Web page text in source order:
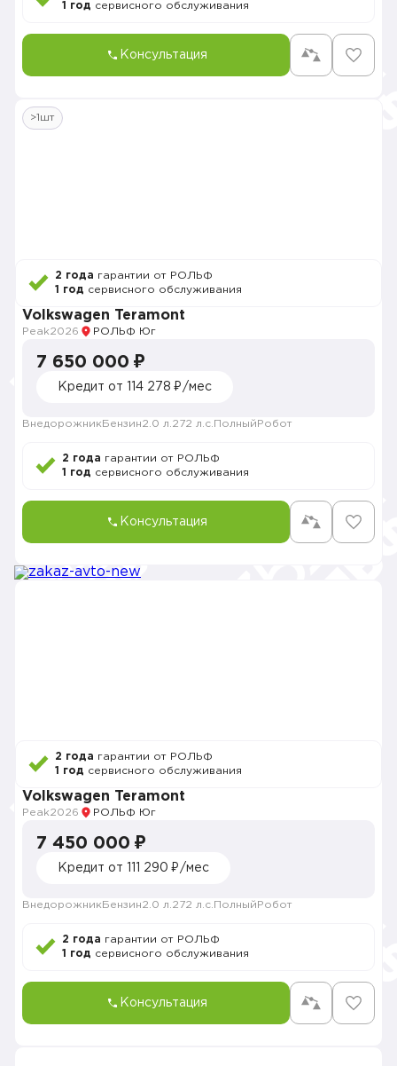
1 год сервисного обслуживания
Консультация
>1шт
2 года гарантии от РОЛЬФ
1 год сервисного обслуживания
Volkswagen Teramont
Peak2026 РОЛЬФ Юг
7 650 000 ₽
Кредит от 114 278 ₽/мес
Внедорожник Бензин2.0 л. 272 л.с. Полный Робот
2 года гарантии от РОЛЬФ
1 год сервисного обслуживания
Консультация
2 года гарантии от РОЛЬФ
1 год сервисного обслуживания
Volkswagen Teramont
Peak2026 РОЛЬФ Юг
7 450 000 ₽
Кредит от 111 290 ₽/мес
Внедорожник Бензин2.0 л. 272 л.с. Полный Робот
2 года гарантии от РОЛЬФ
1 год сервисного обслуживания
Консультация